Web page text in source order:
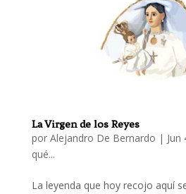
La Virgen de los Reyes
por Alejandro De Bernardo | Jun
qué...
La leyenda que hoy recojo aquí